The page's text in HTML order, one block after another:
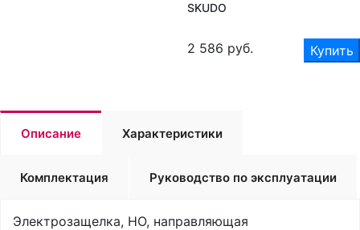
SKUDO
2 586 руб. Купить
Описание Характеристики
Комплектация Руководство по эксплуатации
Электрозащелка, НО, направляющая